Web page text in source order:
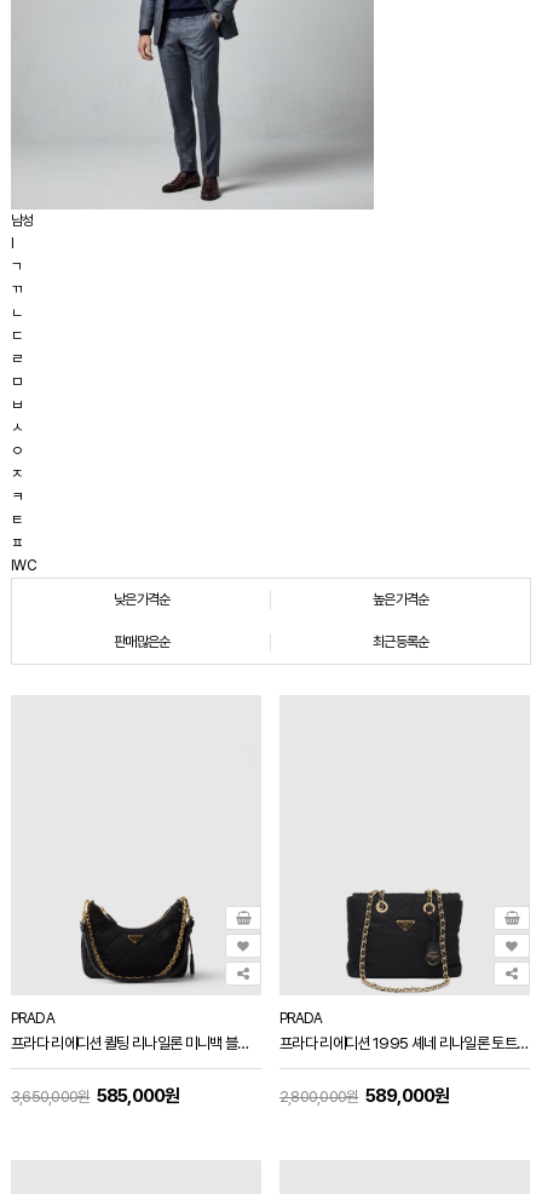
남성
I
ㄱ
ㄲ
ㄴ
ㄷ
ㄹ
ㅁ
ㅂ
ㅅ
ㅇ
ㅈ
ㅋ
ㅌ
ㅍ
IWC
낮은가격순
높은가격순
판매많은순 최근등록순
PRADA
프라다 리에디션 퀼팅 리나일론 미니백 블랙 1BC204
3,650,000원 585,000원
PRADA
프라다 리에디션 1995 셰네 리나일론 토트백 블랙 1BG468
2,800,000원 589,000원